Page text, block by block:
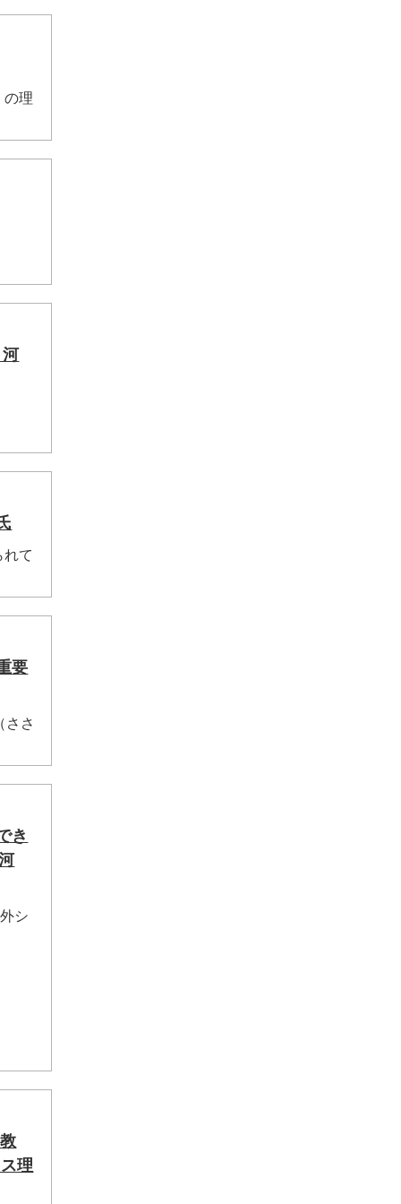
理
て
要
ささ
き
シ
理